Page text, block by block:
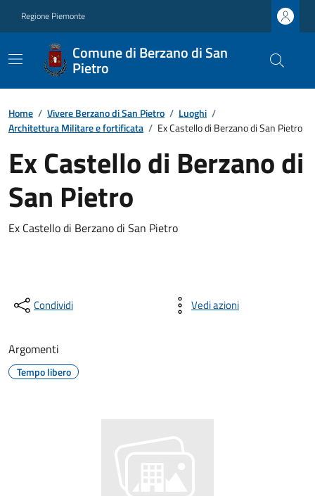
Regione Piemonte
Comune di Berzano di San
Pietro
Home / Vivere Berzano di San Pietro / Luoghi /
Architettura Militare e fortificata / Ex Castello di Berzano di San Pietro
Ex Castello di Berzano di
San Pietro
Ex Castello di Berzano di San Pietro
Condividi Vedi azioni
Argomenti
Tempo libero